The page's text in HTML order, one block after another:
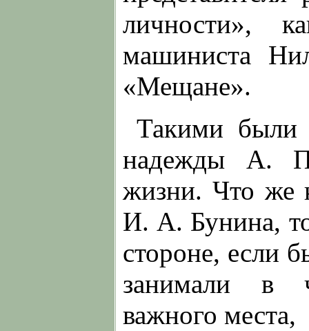
личности»,
машиниста
«Мещане».
Такими были
надежды А.
жизни. Что же
И. А. Бунина,
стороне, если
занимали в
важного места,